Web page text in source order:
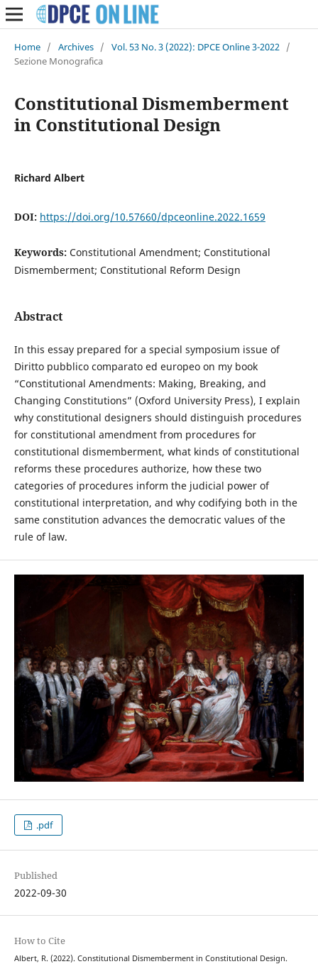
Home / Archives / Vol. 53 No. 3 (2022): DPCE Online 3-2022 /
Sezione Monografica
Constitutional Dismemberment
in Constitutional Design
Richard Albert
DOI: https://doi.org/10.57660/dpceonline.2022.1659
Keywords: Constitutional Amendment; Constitutional
Dismemberment; Constitutional Reform Design
Abstract
In this essay prepared for a special symposium issue of
Diritto pubblico comparato ed europeo on my book
“Constitutional Amendments: Making, Breaking, and
Changing Constitutions” (Oxford University Press), I explain
why constitutional designers should distinguish procedures
for constitutional amendment from procedures for
constitutional dismemberment, what kinds of constitutional
reforms these procedures authorize, how these two
categories of procedures inform the judicial power of
constitutional interpretation, and why codifying both in the
same constitution advances the democratic values of the
rule of law.
.pdf
Published
2022-09-30
How to Cite
Albert, R. (2022). Constitutional Dismemberment in Constitutional Design.